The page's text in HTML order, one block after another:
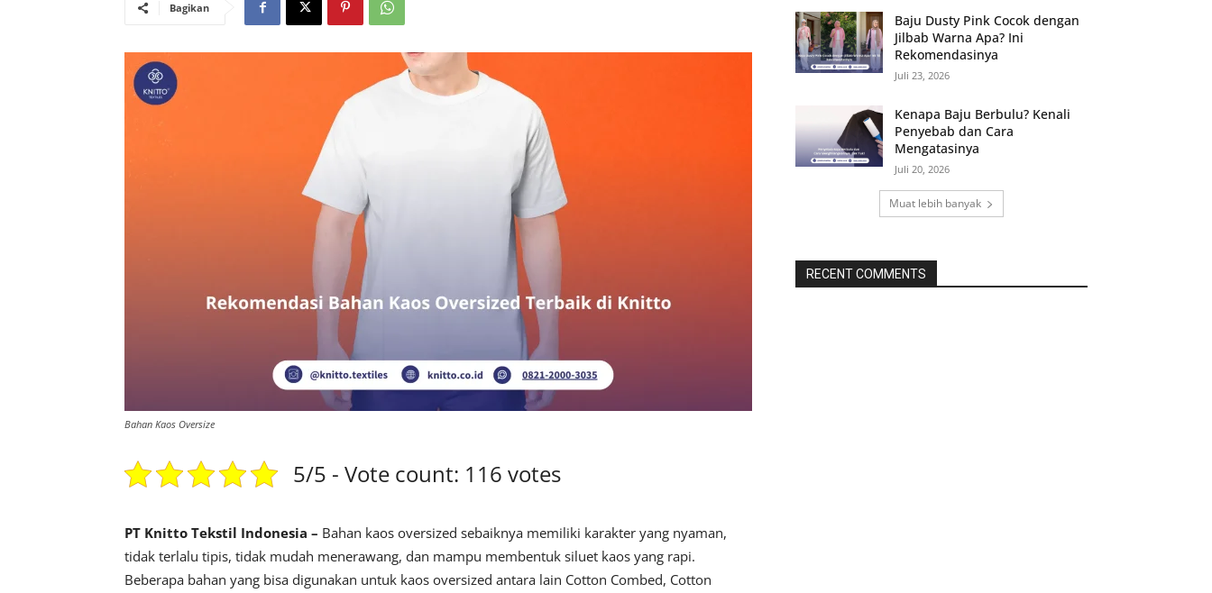
Bagikan
Bahan Kaos Oversize
5/5 - Vote count: 116 votes
PT Knitto Tekstil Indonesia – Bahan kaos oversized sebaiknya memiliki karakter yang nyaman,
tidak terlalu tipis, tidak mudah menerawang, dan mampu membentuk siluet kaos yang rapi.
Beberapa bahan yang bisa digunakan untuk kaos oversized antara lain Cotton Combed, Cotton
Baju Dusty Pink Cocok dengan
Jilbab Warna Apa? Ini
Rekomendasinya
Juli 23, 2026
Kenapa Baju Berbulu? Kenali
Penyebab dan Cara
Mengatasinya
Juli 20, 2026
Muat lebih banyak
RECENT COMMENTS